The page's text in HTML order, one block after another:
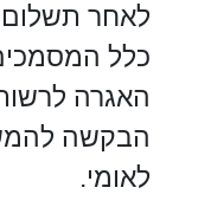
לאחר
כלל
האגרה
הבקשה
לאומי.